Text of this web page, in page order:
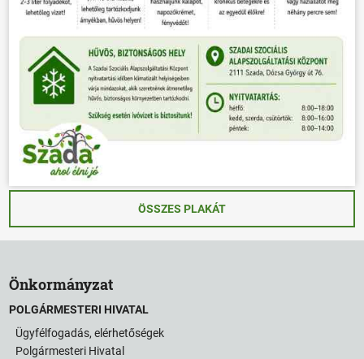
ÖSSZES PLAKÁT
Önkormányzat
POLGÁRMESTERI HIVATAL
Ügyfélfogadás, elérhetőségek
Polgármesteri Hivatal